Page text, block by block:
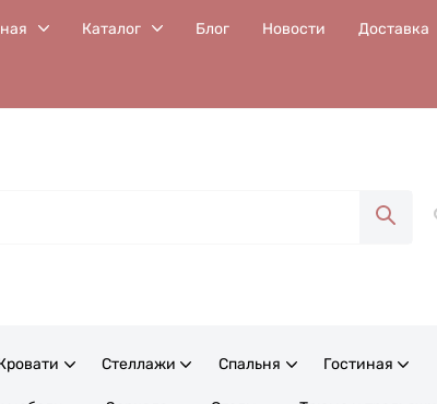
Каталог Блог Новости Доставка
Стеллажи Спальня Гостиная